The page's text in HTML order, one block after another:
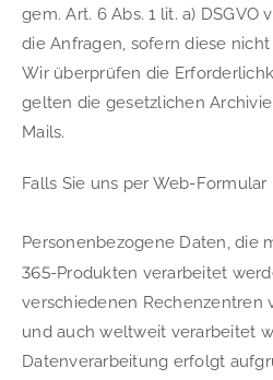
gem. Art. 6 Abs. 1 lit. a) DSGVO
die Anfragen, sofern diese
Wir überprüfen die
gelten die gesetzlichen
Mails.
Falls Sie uns per Web-
Personenbezogene Daten, die
365-Produkten verarbeitet
verschiedenen Rechenzentren
und auch weltweit verarbeitet
Datenverarbeitung erfolgt